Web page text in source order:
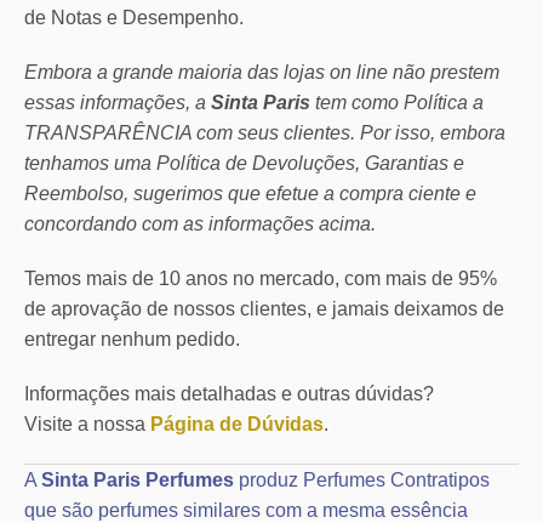
de Notas e Desempenho.
Embora a grande maioria das lojas on line não prestem
essas informações, a Sinta Paris tem como Política a
TRANSPARÊNCIA com seus clientes. Por isso, embora
tenhamos uma Política de Devoluções, Garantias e
Reembolso, sugerimos que efetue a compra ciente e
concordando com as informações acima.
Temos mais de 10 anos no mercado, com mais de 95%
de aprovação de nossos clientes, e jamais deixamos de
entregar nenhum pedido.
Informações mais detalhadas e outras dúvidas?
Visite a nossa Página de Dúvidas.
A Sinta Paris Perfumes produz Perfumes Contratipos
que são perfumes similares com a mesma essência